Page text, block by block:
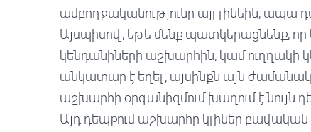
ամբողջականությունը այլ լինեին,
Այսպիսով, եթե մենք պատկերացնենք,
կենդանիների աշխարհին, կամ ուղղակի
անկատար է եղել, այսինքն այն ժամանակ
աշխարհի օրգանիզմում խաղում է նույն
Այդ դեպքում աշխարհը կլիներ